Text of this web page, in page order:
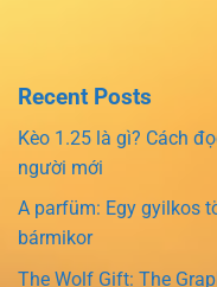
Recent Posts
Kèo 1.25 là gì? Cách
người mới
A parfüm: Egy gyilkos
bármikor
The Wolf Gift: The